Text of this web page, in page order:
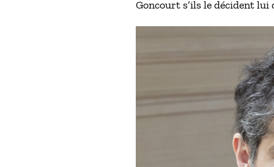
Goncourt s’ils le décident